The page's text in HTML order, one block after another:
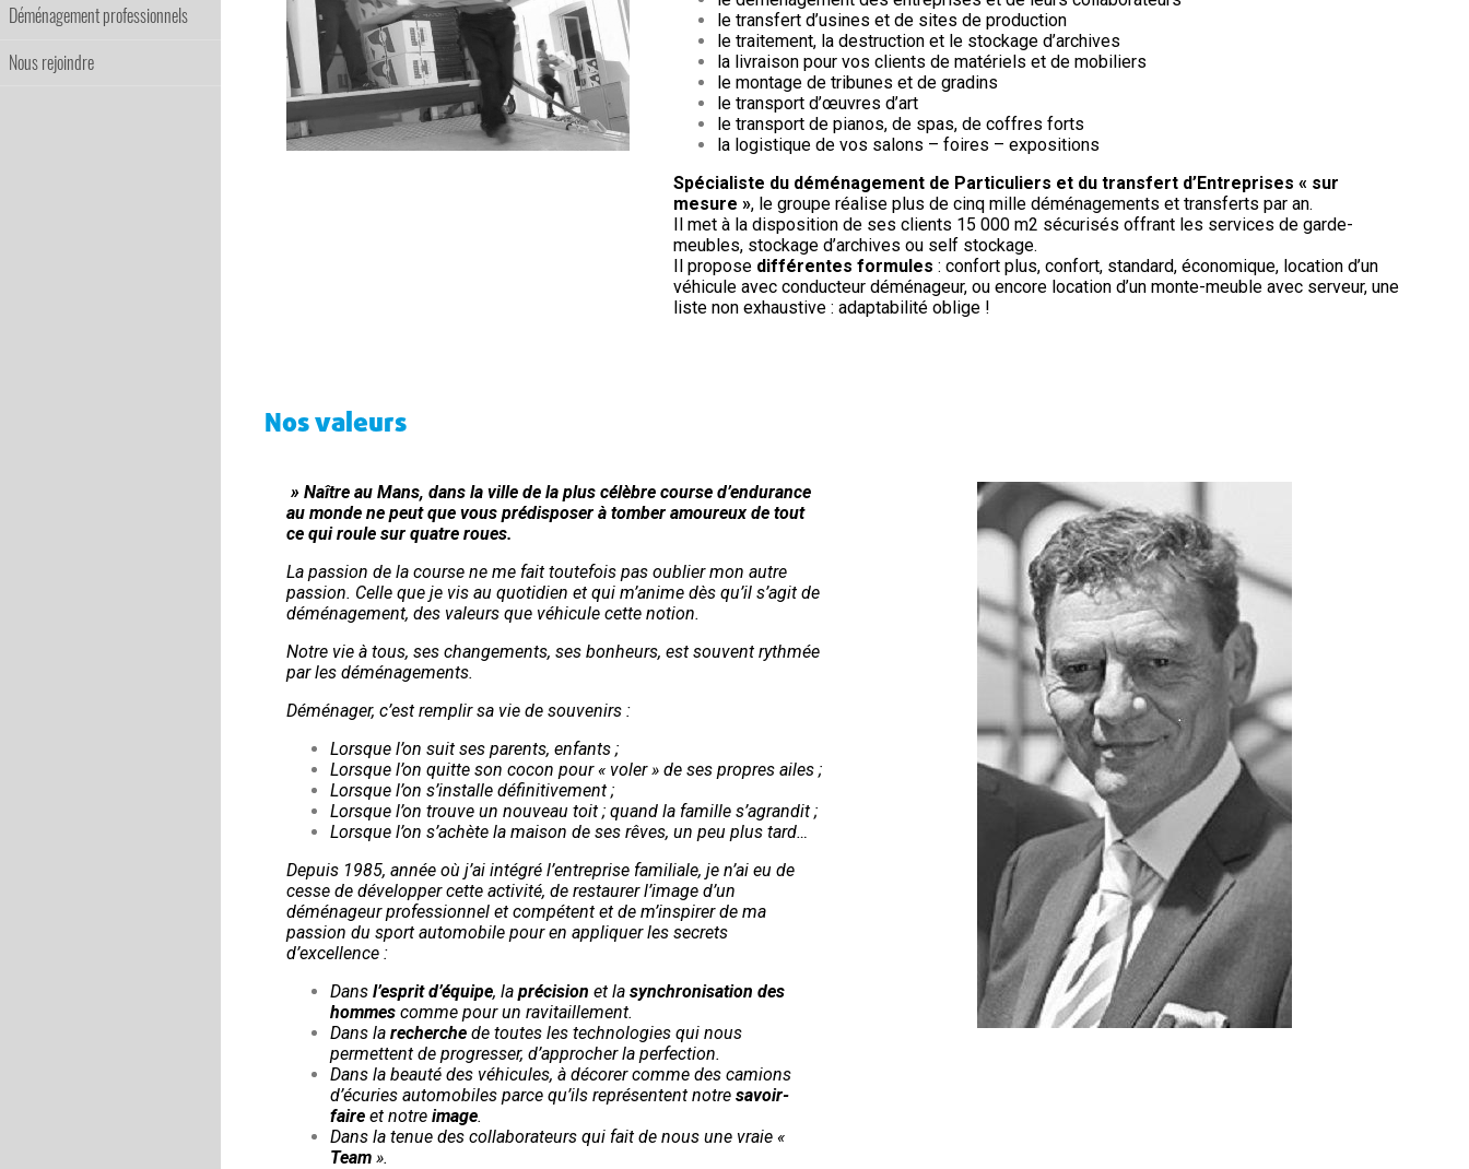
Déménagement professionnels
Nous rejoindre
le transfert d’usines et de sites de production
le traitement, la destruction et le stockage d’archives
la livraison pour vos clients de matériels et de mobiliers
le montage de tribunes et de gradins
le transport d’œuvres d’art
le transport de pianos, de spas, de coffres forts
la logistique de vos salons – foires – expositions
Spécialiste du déménagement de Particuliers et du transfert d’Entreprises « sur
mesure », le groupe réalise plus de cinq mille déménagements et transferts par an.
Il met à la disposition de ses clients 15 000 m2 sécurisés offrant les services de garde-
meubles, stockage d’archives ou self stockage.
Il propose différentes formules : confort plus, confort, standard, économique, location d’un
véhicule avec conducteur déménageur, ou encore location d’un monte-meuble avec serveur, une
liste non exhaustive : adaptabilité oblige !
Nos valeurs
» Naître au Mans, dans la ville de la plus célèbre course d’endurance
au monde ne peut que vous prédisposer à tomber amoureux de tout
ce qui roule sur quatre roues.
La passion de la course ne me fait toutefois pas oublier mon autre
passion. Celle que je vis au quotidien et qui m’anime dès qu’il s’agit de
déménagement, des valeurs que véhicule cette notion.
Notre vie à tous, ses changements, ses bonheurs, est souvent rythmée
par les déménagements.
Déménager, c’est remplir sa vie de souvenirs :
Lorsque l’on suit ses parents, enfants ;
Lorsque l’on quitte son cocon pour « voler » de ses propres ailes ;
Lorsque l’on s’installe définitivement ;
Lorsque l’on trouve un nouveau toit ; quand la famille s’agrandit ;
Lorsque l’on s’achète la maison de ses rêves, un peu plus tard…
Depuis 1985, année où j’ai intégré l’entreprise familiale, je n’ai eu de
cesse de développer cette activité, de restaurer l’image d’un
déménageur professionnel et compétent et de m’inspirer de ma
passion du sport automobile pour en appliquer les secrets
d’excellence :
Dans l’esprit d’équipe, la précision et la synchronisation des
hommescomme pour un ravitaillement.
Dans la recherchede toutes les technologies qui nous
permettent de progresser, d’approcher la perfection.
Dans la beauté des véhicules, à décorer comme des camions
d’écuries automobiles parce qu’ils représentent notre savoir-
faireet notre image.
Dans la tenue des collaborateurs qui fait de nous une vraie «
Team».